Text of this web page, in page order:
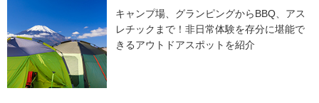
キャンプ場、グランピングからBBQ、アス
レチックまで！非日常体験を存分に堪能で
きるアウトドアスポットを紹介